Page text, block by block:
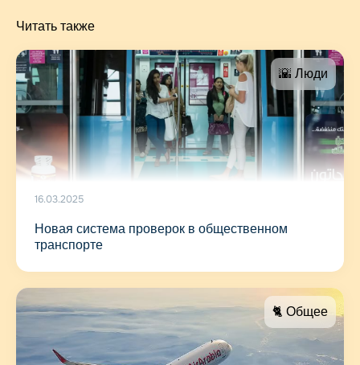
Читать также
🌇 Люди
16.03.2025
Новая система проверок в общественном
транспорте
🐈 Общее